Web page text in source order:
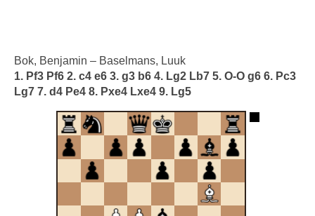
Bok, Benjamin – Baselmans, Luuk
1. Pf3 Pf6 2. c4 e6 3. g3 b6 4. Lg2 Lb7 5. O-O g6 6. Pc3
Lg7 7. d4 Pe4 8. Pxe4 Lxe4 9. Lg5